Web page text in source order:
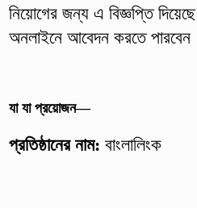
নিয়োগের জন্য এ বিজ্ঞপ্তি
অনলাইনে আবেদন করতে
যা যা প্রয়োজন—
প্রতিষ্ঠানের নাম: বাংলালিংক